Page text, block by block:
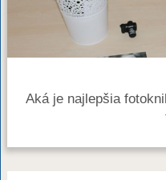
Aká je najlepšia